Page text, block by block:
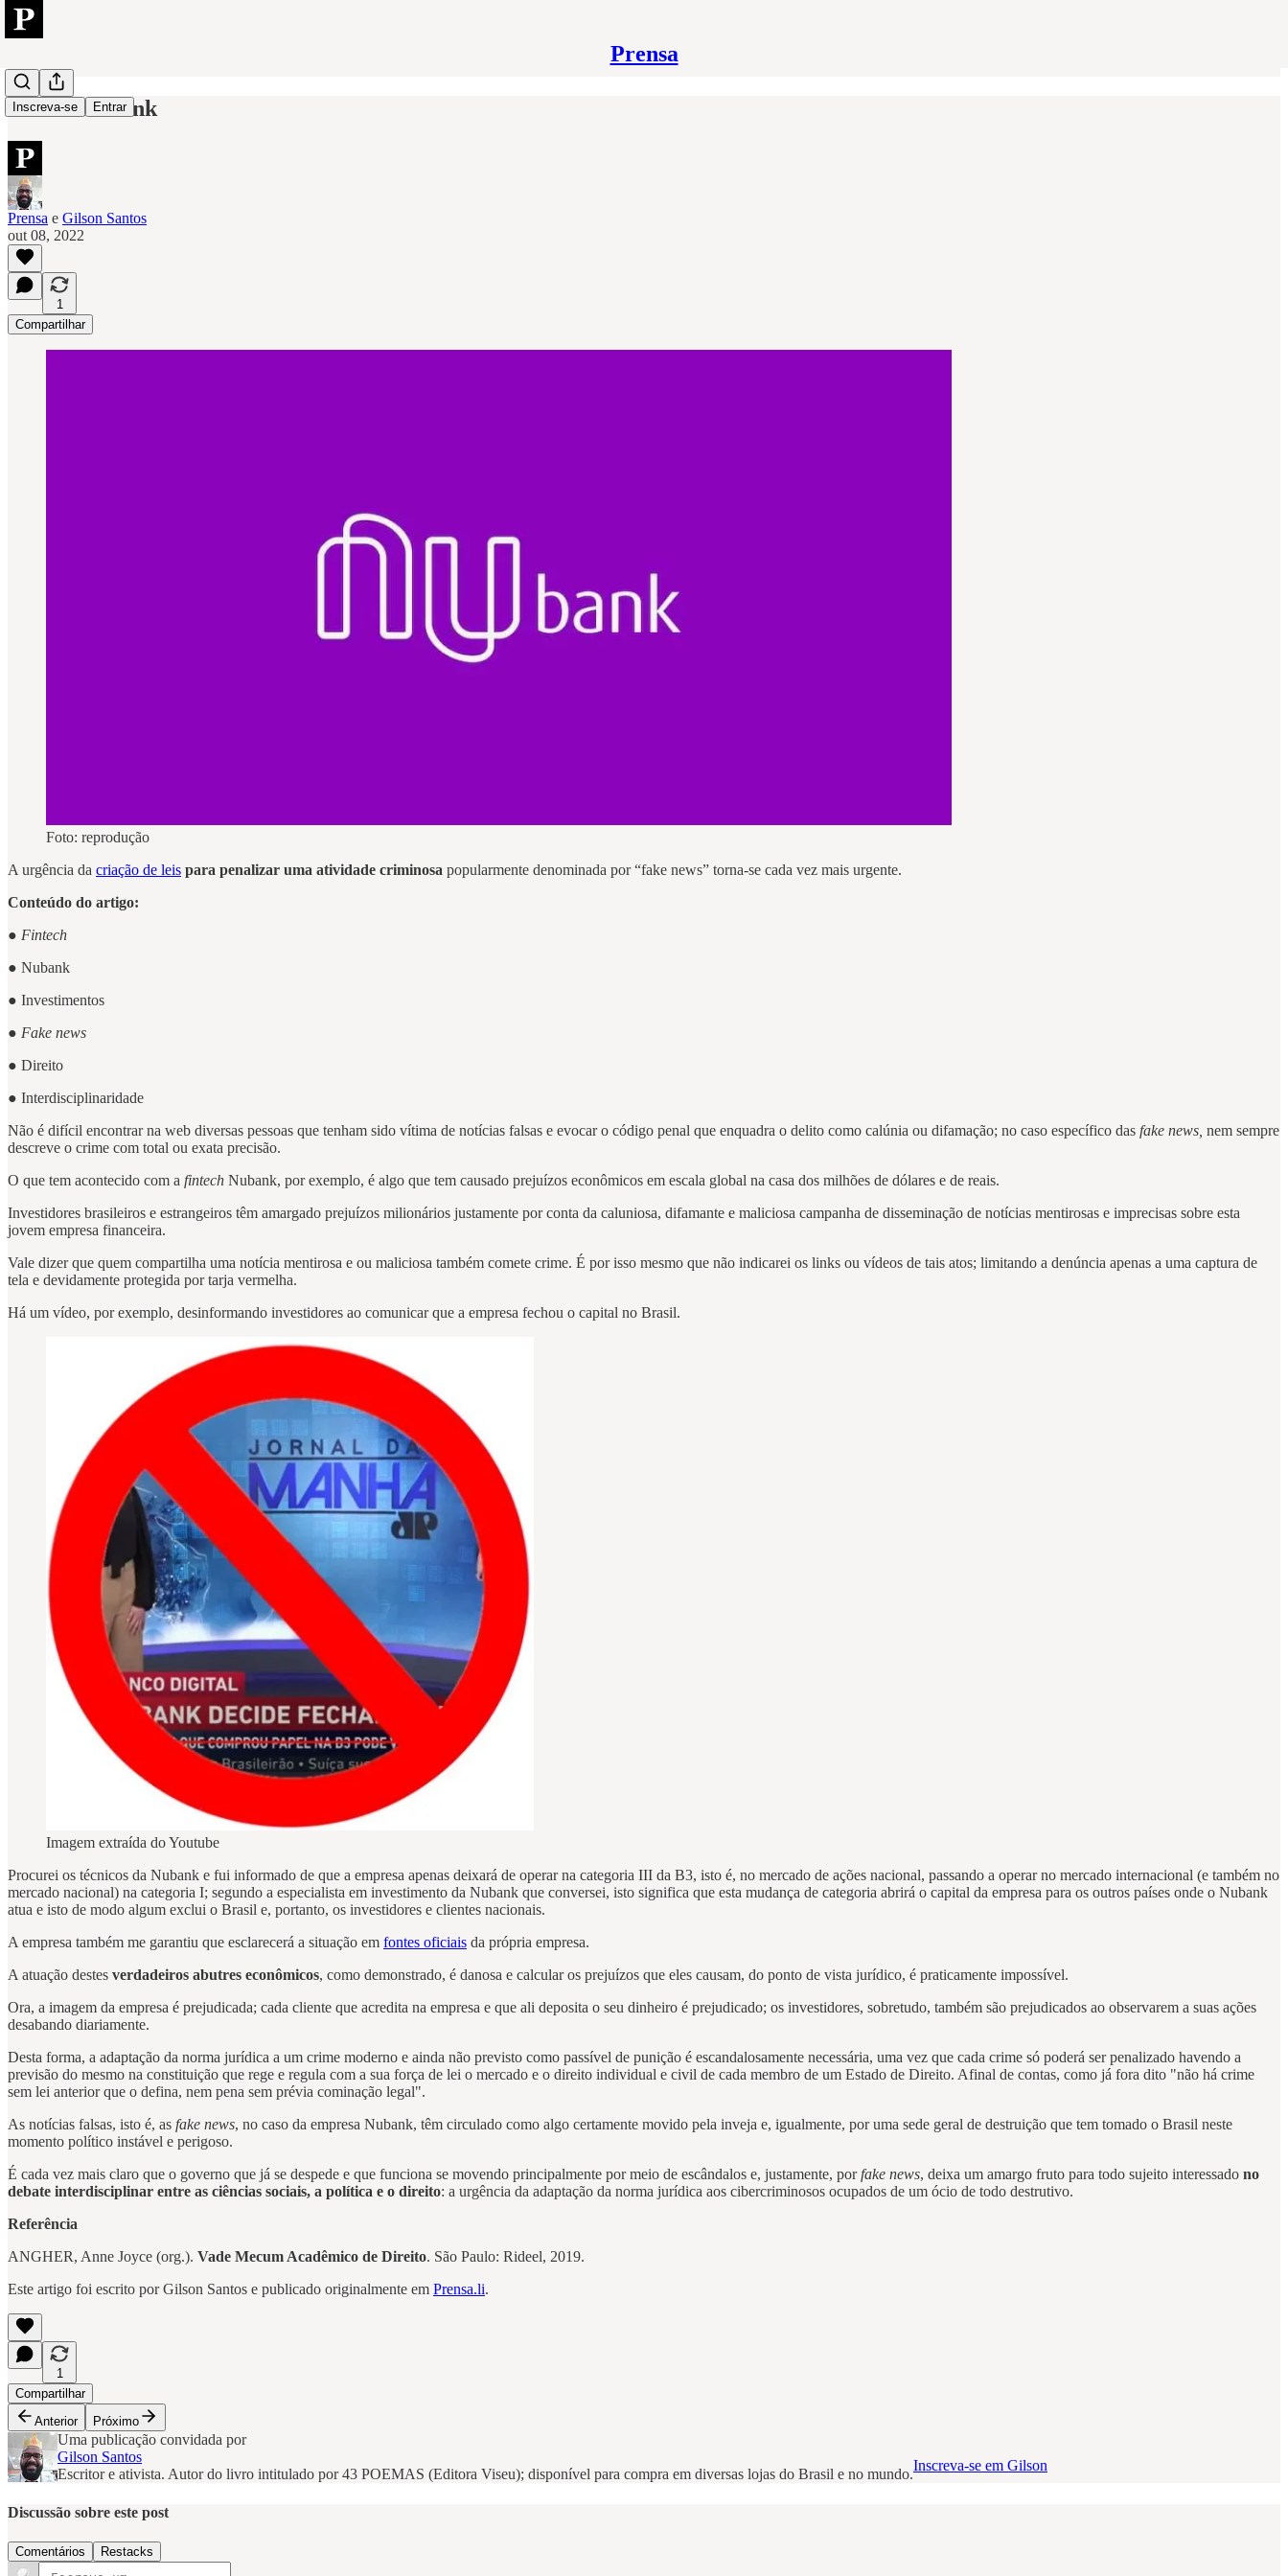
Prensa
Inscreva-se Entrar
O caso Nubank
Prensa e Gilson Santos
out 08, 2022
1
Compartilhar
Foto: reprodução
A urgência da criação de leis para penalizar uma atividade criminosa popularmente denominada por “fake news” torna-se cada vez mais urgente.
Conteúdo do artigo:
● Fintech
● Nubank
● Investimentos
● Fake news
● Direito
● Interdisciplinaridade
Não é difícil encontrar na web diversas pessoas que tenham sido vítima de notícias falsas e evocar o código penal que enquadra o delito como calúnia ou difamação; no caso específico das fake news, nem sempre
descreve o crime com total ou exata precisão.
O que tem acontecido com a fintech Nubank, por exemplo, é algo que tem causado prejuízos econômicos em escala global na casa dos milhões de dólares e de reais.
Investidores brasileiros e estrangeiros têm amargado prejuízos milionários justamente por conta da caluniosa, difamante e maliciosa campanha de disseminação de notícias mentirosas e imprecisas sobre esta
jovem empresa financeira.
Vale dizer que quem compartilha uma notícia mentirosa e ou maliciosa também comete crime. É por isso mesmo que não indicarei os links ou vídeos de tais atos; limitando a denúncia apenas a uma captura de
tela e devidamente protegida por tarja vermelha.
Há um vídeo, por exemplo, desinformando investidores ao comunicar que a empresa fechou o capital no Brasil.
Imagem extraída do Youtube
Procurei os técnicos da Nubank e fui informado de que a empresa apenas deixará de operar na categoria III da B3, isto é, no mercado de ações nacional, passando a operar no mercado internacional (e também no
mercado nacional) na categoria I; segundo a especialista em investimento da Nubank que conversei, isto significa que esta mudança de categoria abrirá o capital da empresa para os outros países onde o Nubank
atua e isto de modo algum exclui o Brasil e, portanto, os investidores e clientes nacionais.
A empresa também me garantiu que esclarecerá a situação em fontes oficiais da própria empresa.
A atuação destes verdadeiros abutres econômicos, como demonstrado, é danosa e calcular os prejuízos que eles causam, do ponto de vista jurídico, é praticamente impossível.
Ora, a imagem da empresa é prejudicada; cada cliente que acredita na empresa e que ali deposita o seu dinheiro é prejudicado; os investidores, sobretudo, também são prejudicados ao observarem a suas ações
desabando diariamente.
Desta forma, a adaptação da norma jurídica a um crime moderno e ainda não previsto como passível de punição é escandalosamente necessária, uma vez que cada crime só poderá ser penalizado havendo a
previsão do mesmo na constituição que rege e regula com a sua força de lei o mercado e o direito individual e civil de cada membro de um Estado de Direito. Afinal de contas, como já fora dito "não há crime
sem lei anterior que o defina, nem pena sem prévia cominação legal".
As notícias falsas, isto é, as fake news, no caso da empresa Nubank, têm circulado como algo certamente movido pela inveja e, igualmente, por uma sede geral de destruição que tem tomado o Brasil neste
momento político instável e perigoso.
É cada vez mais claro que o governo que já se despede e que funciona se movendo principalmente por meio de escândalos e, justamente, porfake news, deixa um amargo fruto para todo sujeito interessado no
debate interdisciplinar entre as ciências sociais, a política e o direito: a urgência da adaptação da norma jurídica aos cibercriminosos ocupados de um ócio de todo destrutivo.
Referência
ANGHER, Anne Joyce (org.). Vade Mecum Acadêmico de Direito. São Paulo: Rideel, 2019.
Este artigo foi escrito por Gilson Santos e publicado originalmente em Prensa.li.
1
Compartilhar
Anterior
Próximo
Uma publicação convidada por
Gilson Santos
Escritor e ativista. Autor do livro intitulado por 43 POEMAS (Editora Viseu); disponível para compra em diversas lojas do Brasil e no mundo.
Inscreva-se em Gilson
Discussão sobre este post
Comentários Restacks